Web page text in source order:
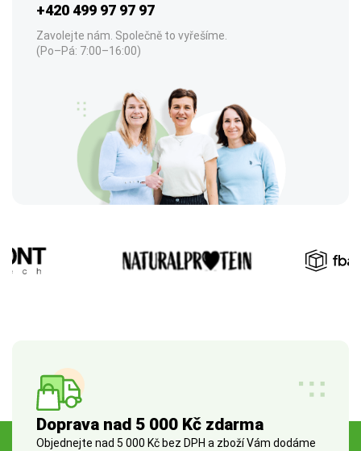
+420 499 97 97 97
Zavolejte nám. Společně to vyřešíme.
(Po–Pá: 7:00–16:00)
Doprava nad 5 000 Kč zdarma
Objednejte nad 5 000 Kč bez DPH a zboží Vám dodáme